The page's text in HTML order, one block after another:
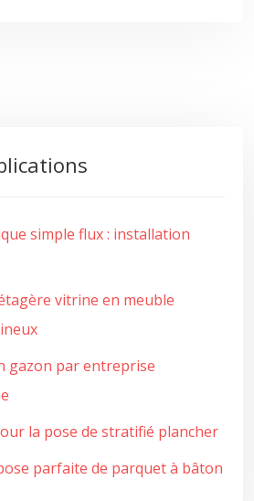
simple flux : installation
vitrine en meuble
gazon par entreprise
la pose de stratifié plancher
parfaite de parquet à bâton